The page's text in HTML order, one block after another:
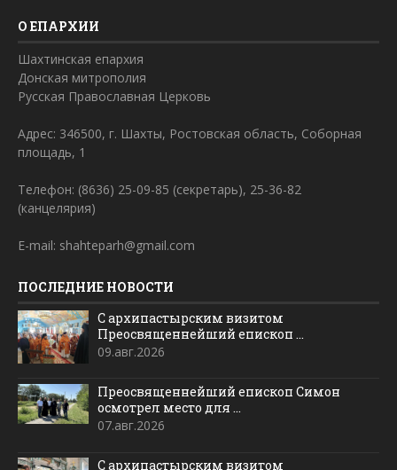
О ЕПАРХИИ
Шахтинская епархия
Донская митрополия
Русская Православная Церковь
Адрес: 346500, г. Шахты, Ростовская область, Соборная
площадь, 1
Телефон: (8636) 25-09-85 (секретарь), 25-36-82
(канцелярия)
E-mail: shahteparh@gmail.com
ПОСЛЕДНИЕ НОВОСТИ
С архипастырским визитом
Преосвященнейший епископ ...
09.авг.2026
Преосвященнейший епископ Симон
осмотрел место для ...
07.авг.2026
С архипастырским визитом